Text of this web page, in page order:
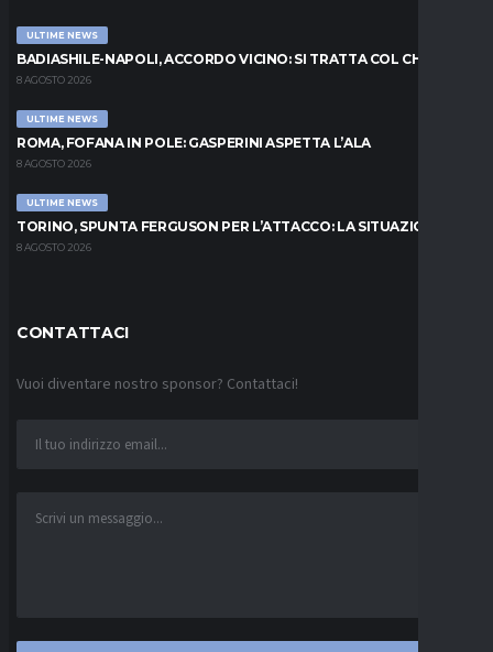
ULTIME NEWS
BADIASHILE-NAPOLI, ACCORDO VICINO: SI TRATTA COL CHELSEA
8 AGOSTO 2026
ULTIME NEWS
ROMA, FOFANA IN POLE: GASPERINI ASPETTA L’ALA
8 AGOSTO 2026
ULTIME NEWS
TORINO, SPUNTA FERGUSON PER L’ATTACCO: LA SITUAZIONE
8 AGOSTO 2026
CONTATTACI
Vuoi diventare nostro sponsor? Contattaci!